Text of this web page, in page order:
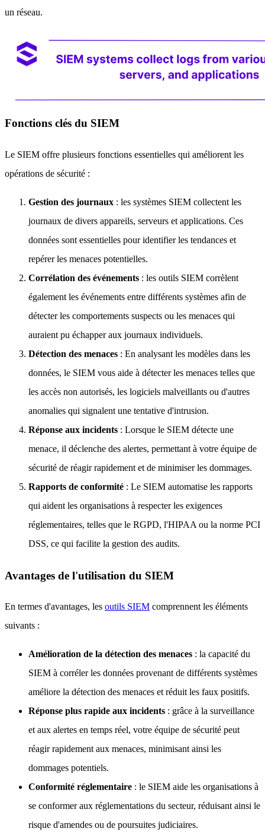
un réseau.
Fonctions clés du SIEM
Le SIEM offre plusieurs fonctions essentielles qui améliorent les
opérations de sécurité :
Gestion des journaux : les systèmes SIEM collectent les
journaux de divers appareils, serveurs et applications. Ces
données sont essentielles pour identifier les tendances et
repérer les menaces potentielles.
Corrélation des événements : les outils SIEM corrèlent
également les événements entre différents systèmes afin de
détecter les comportements suspects ou les menaces qui
auraient pu échapper aux journaux individuels.
Détection des menaces : En analysant les modèles dans les
données, le SIEM vous aide à détecter les menaces telles que
les accès non autorisés, les logiciels malveillants ou d'autres
anomalies qui signalent une tentative d'intrusion.
Réponse aux incidents : Lorsque le SIEM détecte une
menace, il déclenche des alertes, permettant à votre équipe de
sécurité de réagir rapidement et de minimiser les dommages.
Rapports de conformité : Le SIEM automatise les rapports
qui aident les organisations à respecter les exigences
réglementaires, telles que le RGPD, l'HIPAA ou la norme PCI
DSS, ce qui facilite la gestion des audits.
Avantages de l'utilisation du SIEM
En termes d'avantages, les outils SIEM comprennent les éléments
suivants :
Amélioration de la détection des menaces : la capacité du
SIEM à corréler les données provenant de différents systèmes
améliore la détection des menaces et réduit les faux positifs.
Réponse plus rapide aux incidents : grâce à la surveillance
et aux alertes en temps réel, votre équipe de sécurité peut
réagir rapidement aux menaces, minimisant ainsi les
dommages potentiels.
Conformité réglementaire : le SIEM aide les organisations à
se conformer aux réglementations du secteur, réduisant ainsi le
risque d'amendes ou de poursuites judiciaires.